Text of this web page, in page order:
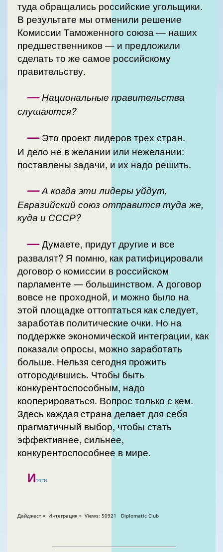
туда обращались российские угольщики.
В результате мы отменили решение
Комиссии Таможенного союза — наших
предшественников — и предложили
сделать то же самое российскому
правительству.
—Национальные правительства
слушаются?
— Это проект лидеров трех стран.
И дело не в желании или нежелании:
поставлены задачи, и их надо решить.
—А когда эти лидеры уйдут,
Евразийский союз отправится туда же,
куда и СССР?
—Думаете, придут другие и все
развалят? Я помню, как ратифицировали
договор о комиссии в российском
парламенте — большинством. А договор
вовсе не проходной, и можно было на
этой площадке оттоптаться как следует,
заработав политические очки. Но на
поддержке экономической интеграции, как
показали опросы, можно заработать
больше. Нельзя сегодня прожить
отгородившись. Чтобы быть
конкурентоспособным, надо
кооперироваться. Вопрос только с кем.
Здесь каждая страна делает для себя
прагматичный выбор, чтобы стать
эффективнее, сильнее,
конкурентоспособнее в мире.
Итоги
Дайджест » Интеграция » Views: 50921 Diplomatic Club